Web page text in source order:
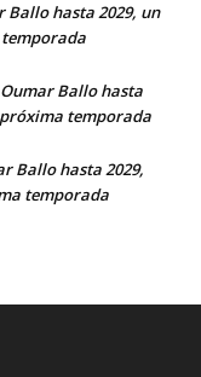
Ballo hasta 2029, un
Ballo hasta
próxima temporada
Ballo hasta 2029,
temporada